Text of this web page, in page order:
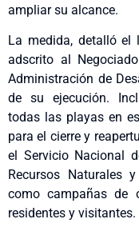
ampliar su alcance.
La medida, detalló el
adscrito al
Administración de
de su ejecución.
todas las playas en
para el cierre y
el Servicio Nacional
Recursos Naturales
como campañas de
residentes y visitantes.